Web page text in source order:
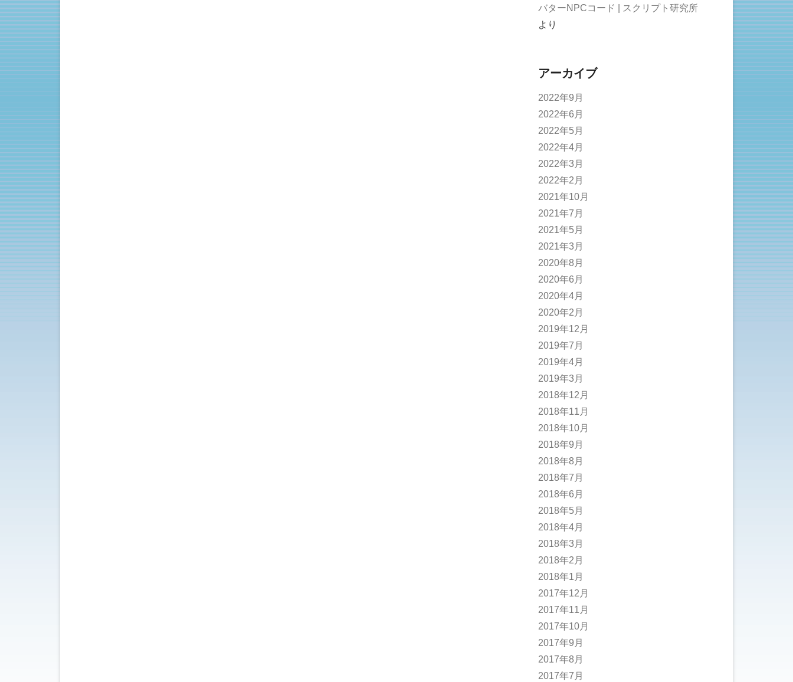
バターNPCコード | スクリプト研究所
より
アーカイブ
2022年9月
2022年6月
2022年5月
2022年4月
2022年3月
2022年2月
2021年10月
2021年7月
2021年5月
2021年3月
2020年8月
2020年6月
2020年4月
2020年2月
2019年12月
2019年7月
2019年4月
2019年3月
2018年12月
2018年11月
2018年10月
2018年9月
2018年8月
2018年7月
2018年6月
2018年5月
2018年4月
2018年3月
2018年2月
2018年1月
2017年12月
2017年11月
2017年10月
2017年9月
2017年8月
2017年7月